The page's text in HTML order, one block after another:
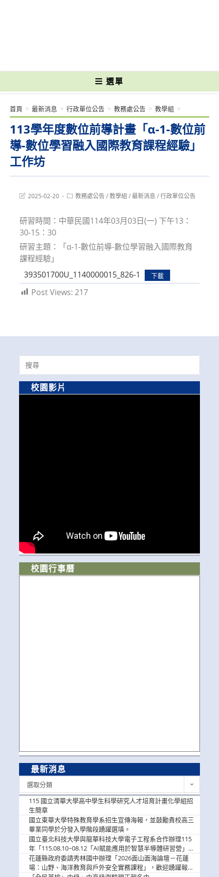
選單
113學年度數位前導計畫「α-1-數位前
導-數位學習融入國際教育課程經驗」
工作坊
首頁 > 最新消息 > 行政單位公告 > 教務處公告 > 教學組 >
Post2025-02-20
Post教務處公告/教學組 /最新消息 /行政單位公告
研習時間：中華民國114年03月03日(一) 下午13：
30-15：30
研習主題：「α-1-數位前導-數位學習融入國際教育
課程經驗」
393501700U_1140000015_826-1
下載
Post Views: 217
Search
for:
校園影片
校園行事曆
最新消息
選取分類
115 國立清華大學高中學生科學研究人才培育計畫化學組招
生簡章
國立東華大學特殊教育學系招生宣傳海報，並鼓勵貴校高三
畢業同學於分發入學階段踴躍選填。
國立臺北科技大學與龍華科技大學電子工程系合作辦理115
年「115.08.10~08.12「AI賦能應用於智慧半導體研習營」，
歡迎學生踴躍報名參加
花蓮縣政府委請秀林國中辦理「2026面山面海論壇－花蓮
場：山野、海洋教育與戶外安全實務課程」，歡迎踴躍報名